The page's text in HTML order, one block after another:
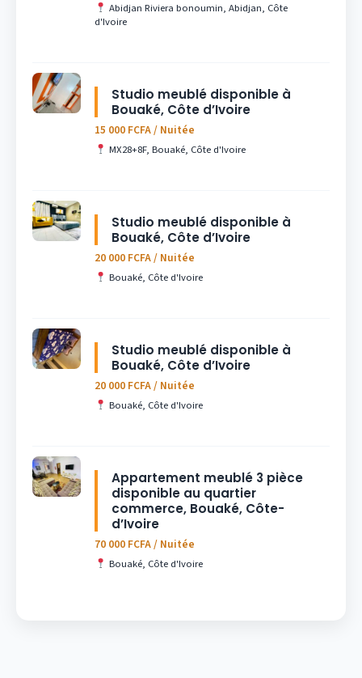
Abidjan Riviera bonoumin, Abidjan, Côte
d'Ivoire
Studio meublé disponible à
Bouaké, Côte d’Ivoire
15 000 FCFA / Nuitée
MX28+8F, Bouaké, Côte d'Ivoire
Studio meublé disponible à
Bouaké, Côte d’Ivoire
20 000 FCFA / Nuitée
Bouaké, Côte d'Ivoire
Studio meublé disponible à
Bouaké, Côte d’Ivoire
20 000 FCFA / Nuitée
Bouaké, Côte d'Ivoire
Appartement meublé 3 pièce
disponible au quartier
commerce, Bouaké, Côte-
d’Ivoire
70 000 FCFA / Nuitée
Bouaké, Côte d'Ivoire